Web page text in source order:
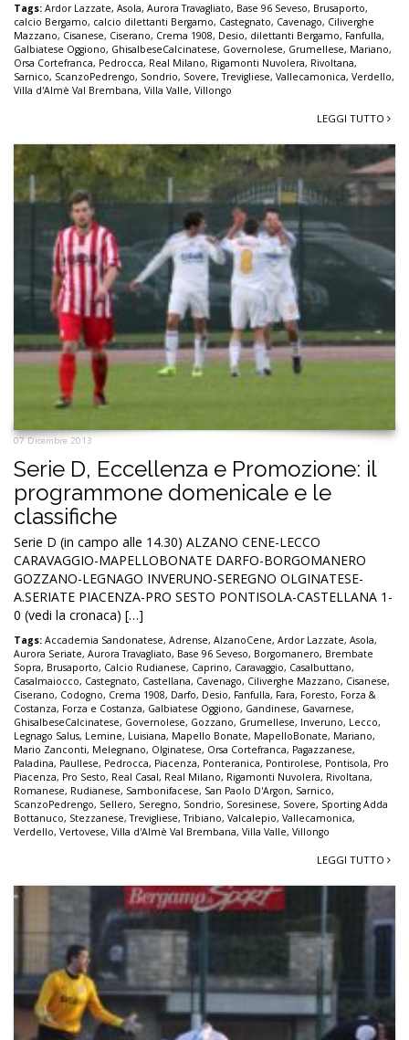
Tags: Ardor Lazzate, Asola, Aurora Travagliato, Base 96 Seveso, Brusaporto,
calcio Bergamo, calcio dilettanti Bergamo, Castegnato, Cavenago, Ciliverghe
Mazzano, Cisanese, Ciserano, Crema 1908, Desio, dilettanti Bergamo, Fanfulla,
Galbiatese Oggiono, GhisalbeseCalcinatese, Governolese, Grumellese, Mariano,
Orsa Cortefranca, Pedrocca, Real Milano, Rigamonti Nuvolera, Rivoltana,
Sarnico, ScanzoPedrengo, Sondrio, Sovere,Trevigliese, Vallecamonica, Verdello,
Villa d'Almè Val Brembana, Villa Valle, Villongo
LEGGI TUTTO
07 Dicembre 2013
Serie D, Eccellenza e Promozione: il
programmone domenicale e le
classifiche
Serie D (in campo alle 14.30) ALZANO CENE-LECCO
CARAVAGGIO-MAPELLOBONATE DARFO-BORGOMANERO
GOZZANO-LEGNAGO INVERUNO-SEREGNO OLGINATESE-
A.SERIATE PIACENZA-PRO SESTO PONTISOLA-CASTELLANA 1-
0 (vedi la cronaca) […]
Tags: Accademia Sandonatese, Adrense, AlzanoCene, Ardor Lazzate, Asola,
Aurora Seriate, Aurora Travagliato, Base 96 Seveso, Borgomanero, Brembate
Sopra, Brusaporto, Calcio Rudianese, Caprino, Caravaggio, Casalbuttano,
Casalmaiocco, Castegnato, Castellana, Cavenago, Ciliverghe Mazzano, Cisanese,
Ciserano, Codogno, Crema 1908, Darfo, Desio, Fanfulla, Fara, Foresto, Forza &
Costanza, Forza e Costanza, Galbiatese Oggiono, Gandinese, Gavarnese,
GhisalbeseCalcinatese, Governolese, Gozzano, Grumellese, Inveruno, Lecco,
Legnago Salus, Lemine, Luisiana, Mapello Bonate, MapelloBonate, Mariano,
Mario Zanconti, Melegnano, Olginatese, Orsa Cortefranca, Pagazzanese,
Paladina, Paullese, Pedrocca, Piacenza, Ponteranica, Pontirolese, Pontisola, Pro
Piacenza, Pro Sesto, Real Casal, Real Milano, Rigamonti Nuvolera, Rivoltana,
Romanese, Rudianese, Sambonifacese, San Paolo D'Argon, Sarnico,
ScanzoPedrengo, Sellero, Seregno, Sondrio, Soresinese, Sovere, Sporting Adda
Bottanuco, Stezzanese,Trevigliese,Tribiano, Valcalepio, Vallecamonica,
Verdello, Vertovese, Villa d'Almè Val Brembana, Villa Valle, Villongo
LEGGI TUTTO